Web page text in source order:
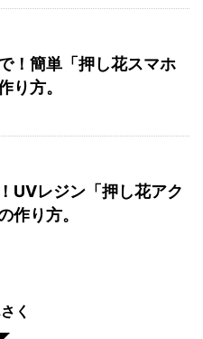
！簡単「押し花スマホ
り方。
UVレジン「押し花アク
作り方。
く